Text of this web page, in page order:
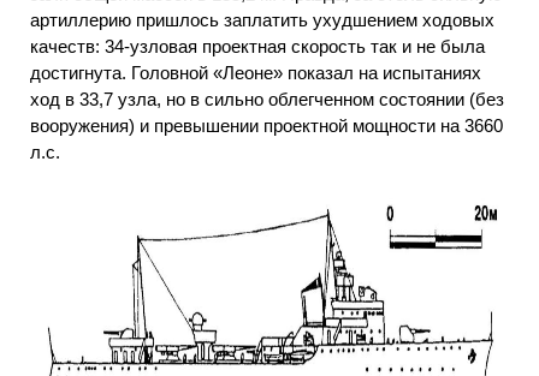
артиллерию пришлось заплатить ухудшением ходовых
качеств: 34-узловая проектная скорость так и не была
достигнута. Головной «Леоне» показал на испытаниях
ход в 33,7 узла, но в сильно облегченном состоянии (без
вооружения) и превышении проектной мощности на 3660
л.с.